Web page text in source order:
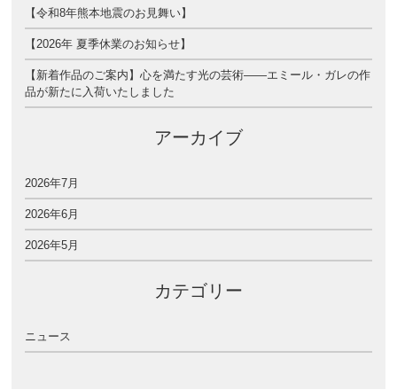
【令和8年熊本地震のお見舞い】
【2026年 夏季休業のお知らせ】
【新着作品のご案内】心を満たす光の芸術――エミール・ガレの作
品が新たに入荷いたしました
アーカイブ
2026年7月
2026年6月
2026年5月
カテゴリー
ニュース